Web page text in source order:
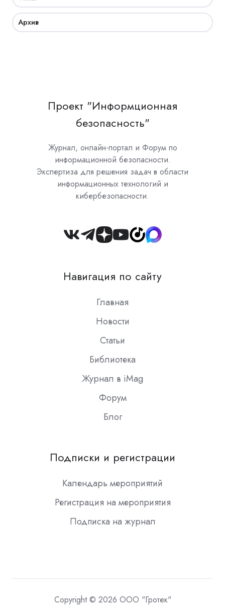
Архив
Проект "Информционная
безопасность"
Журнал, онлайн-портал и Форум по
информационной безопасности.
Экспертиза для решения задач в области
информационных технологий и
кибербезопасности.
Join
Slack
Навигация по сайту
Главная
Новости
Статьи
Библиотека
Журнал в iMag
Форум
Блог
Подписки и регистрации
Календарь мероприятий
Регистрация на мероприятия
Подписка на журнал
Copyright © 2026 ООО "Гротек"